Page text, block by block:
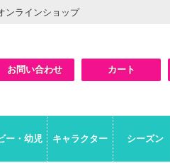
ンラインショップ
お問い合わせ カート
ー・幼児 キャラクター シーズン